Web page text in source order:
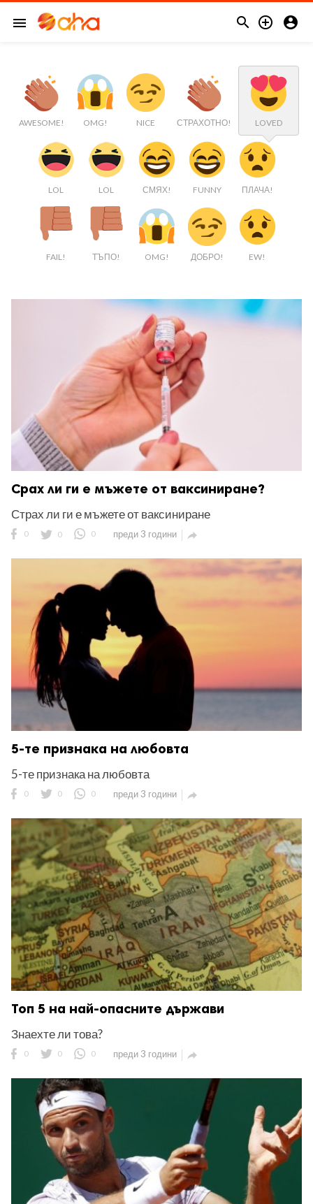
menu   
AWESOME! OMG! NICE СТРАХОТНО! LOVED
LOL LOL СМЯХ! FUNNY ПЛАЧА!
FAIL! ТЪПО! OMG! ДОБРО! EW!
Срах ли ги е мъжете от ваксиниране?
Страх ли ги е мъжете от ваксиниране
0 0 0 преди 3 години 
5-те признака на любовта
5-те признака на любовта
0 0 0 преди 3 години 
Топ 5 на най-опасните държави
Знаехте ли това?
0 0 0 преди 3 години 